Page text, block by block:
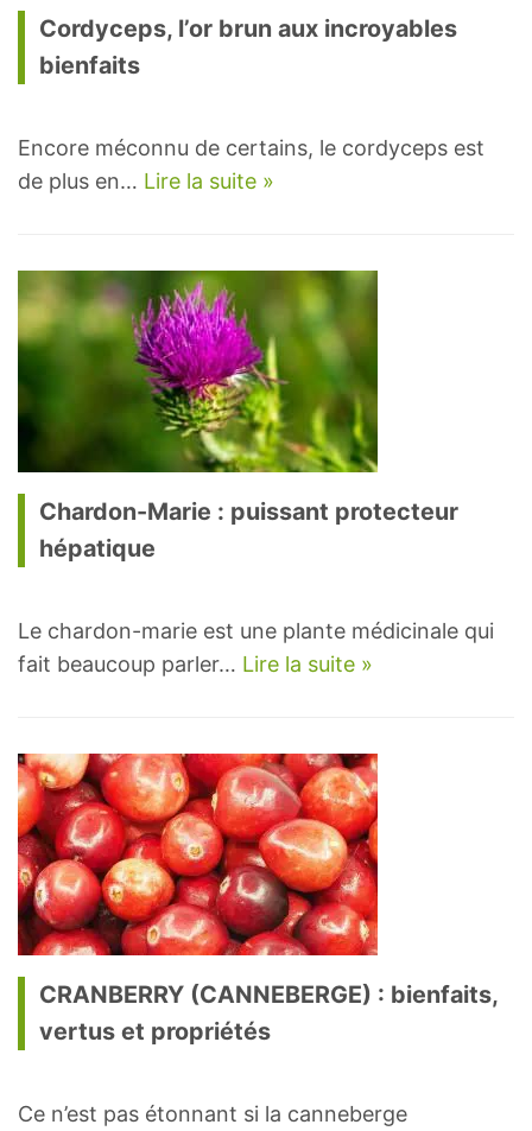
Cordyceps, l’or brun aux incroyables
bienfaits
Encore méconnu de certains, le cordyceps est
de plus en… Lire la suite »
Chardon-Marie : puissant protecteur
hépatique
Le chardon-marie est une plante médicinale qui
fait beaucoup parler… Lire la suite »
CRANBERRY (CANNEBERGE) : bienfaits,
vertus et propriétés
Ce n’est pas étonnant si la canneberge